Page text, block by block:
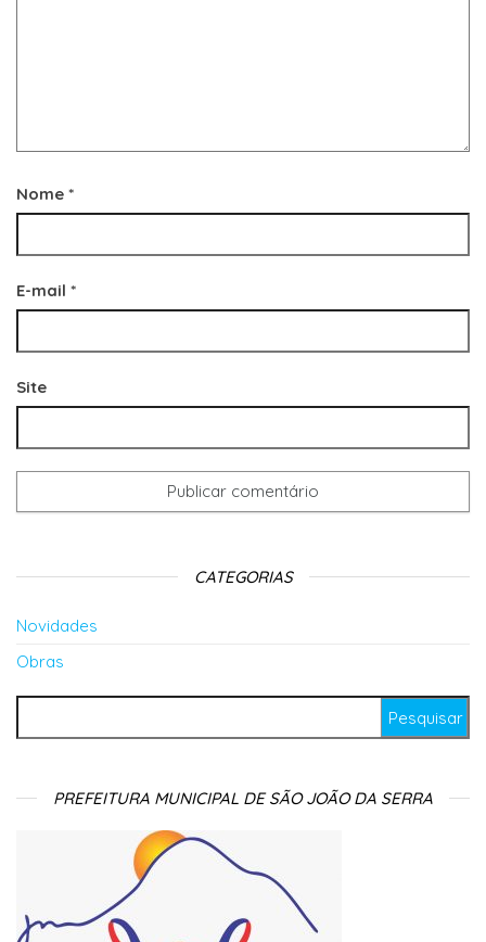
Nome *
E-mail *
Site
CATEGORIAS
Novidades
Obras
PREFEITURA MUNICIPAL DE SÃO JOÃO DA SERRA